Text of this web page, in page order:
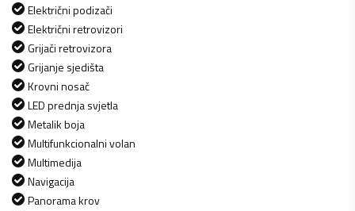
Električni podizači
Električni retrovizori
Grijači retrovizora
Grijanje sjedišta
Krovni nosač
LED prednja svjetla
Metalik boja
Multifunkcionalni volan
Multimedija
Navigacija
Panorama krov